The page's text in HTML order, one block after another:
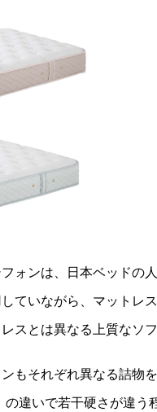
ォンは、日本ベッドの
ていながら、マットレ
スとは異なる上質なソ
もそれぞれ異なる詰物
違いで若干硬さが違